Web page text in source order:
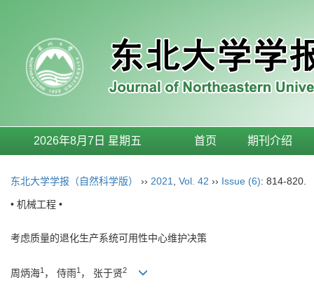
2026年8月7日 星期五 首页 期刊介绍
东北大学学报（自然科学版） ›› 2021 Vol. 42 ›› Issue (6): 814-820.
• 机械工程 •
考虑质量的退化生产系统可用性中心维护决策
周炳海1 ， 侍雨1 ， 张于贤2